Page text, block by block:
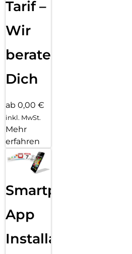
schädliches CO2 bindet. Unsere
überflüssige Kunststoffe und
Tarif –
Wir
beraten
Dich
ab 0,00 €
inkl. MwSt.
Mehr
erfahren
Smartphone
App
Installation